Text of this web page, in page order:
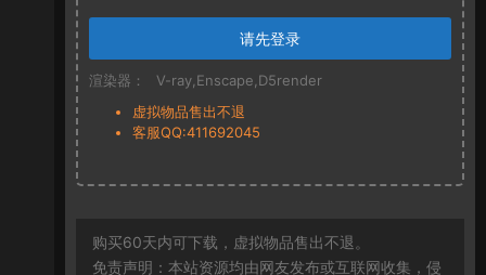
请先登录
渲染器：
V-ray,Enscape,D5render
虚拟物品售出不退
客服QQ:411692045
购买60天内可下载，虚拟物品售出不退。
免责声明：本站资源均由网友发布或互联网收集，侵